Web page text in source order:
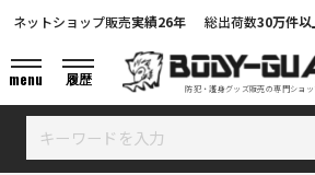
防犯・護身グッズ販売の専門ショッ
ネットショップ販売実績26年 総出荷数30万件以
menu 履歴